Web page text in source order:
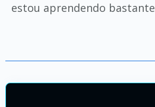
estou aprendendo bastante